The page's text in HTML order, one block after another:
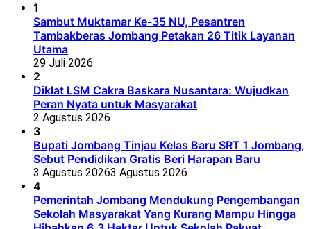
1
Sambut Muktamar Ke-35 NU, Pesantren
Tambakberas Jombang Petakan 26 Titik Layanan
Utama
29 Juli 2026
2
Diklat LSM Cakra Baskara Nusantara: Wujudkan
Peran Nyata untuk Masyarakat
2 Agustus 2026
3
Bupati Jombang Tinjau Kelas Baru SRT 1 Jombang,
Sebut Pendidikan Gratis Beri Harapan Baru
3 Agustus 20263 Agustus 2026
4
Pemerintah Jombang Mendukung Pengembangan
Sekolah Masyarakat Yang Kurang Mampu Hingga